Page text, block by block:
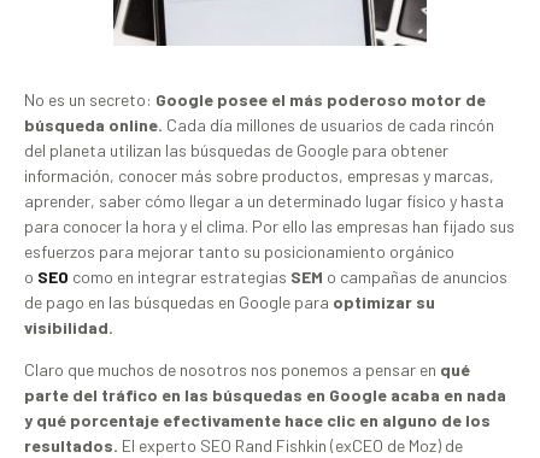
No es un secreto: Google posee el más poderoso motor de
búsqueda online. Cada día millones de usuarios de cada rincón
del planeta utilizan las búsquedas de Google para obtener
información, conocer más sobre productos, empresas y marcas,
aprender, saber cómo llegar a un determinado lugar físico y hasta
para conocer la hora y el clima. Por ello las empresas han fijado sus
esfuerzos para mejorar tanto su posicionamiento orgánico
o SEO como en integrar estrategias SEM o campañas de anuncios
de pago en las búsquedas en Google para optimizar su
visibilidad.
Claro que muchos de nosotros nos ponemos a pensar en qué
parte del tráfico en las búsquedas en Google acaba en nada
y qué porcentaje efectivamente hace clic en alguno de los
resultados. El experto SEO Rand Fishkin (exCEO de Moz) de